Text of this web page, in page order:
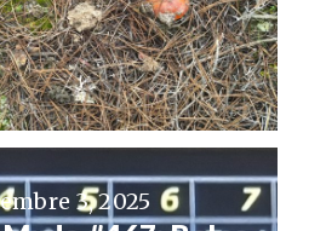
3, 2025